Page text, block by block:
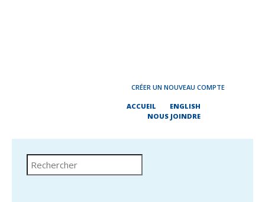
CRÉER UN NOUVEAU COMPTE
ACCUEIL
ENGLISH
NOUS JOINDRE